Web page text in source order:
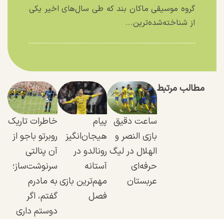
گروه موسیقی ماکان بند که طی سال‌های اخیر یکی
از شناخته‌شده‌ترین...
مطالب مرتبط
ساعت دقیق
بازی النصر و
الهلال در لیگ
حرفه‌ای
عربستان
پیام
هیجان‌انگیز
رونالدو در
آستانه
مهم‌ترین بازی
فصل
خاطرات تاریک
روبرتو باجو از
آن پنالتی
سرنوشت‌ساز؛
به مادرم
گفتم، اگر
دوستم داری